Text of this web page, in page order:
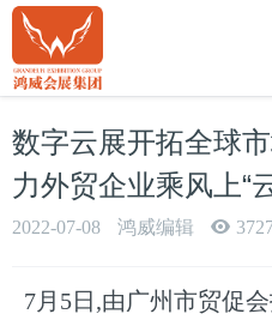
数字云展开拓全球
力外贸企业乘风上“
2022-07-08 鸿威编辑
7月5日,由广州市贸促